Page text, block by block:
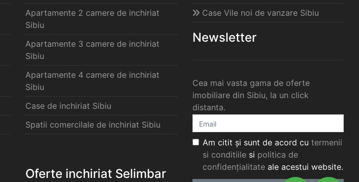
Apartamente 2 camere de inchiriat
Sibiu
Apartamente 3 camere de inchiriat
Sibiu
Apartamente 4 camere de inchiriat
Sibiu
Case de inchiriat Sibiu
Spatii comercilale de inchiriat Sibiu
Oferte inchiriat Selimbar
Case Vile noi de vanzare Sibiu
Newsletter
Cea mai vasta gama de oferte
imobiliare din Sibiu, la un click
distanta.
Am citit și sunt de acord cu termenii
si conditiilesi politica de
confidențialitateale acestui website.